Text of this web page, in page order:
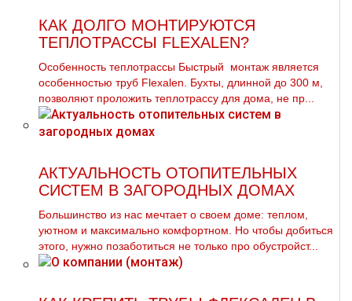
КАК ДОЛГО МОНТИРУЮТСЯ
ТЕПЛОТРАССЫ FLEXALEN?
Особенность теплотрассы Быстрый монтаж является
особенностью труб Flexalen. Бухты, длинной до 300 м,
позволяют проложить теплотрассу для дома, не пр...
АКТУАЛЬНОСТЬ ОТОПИТЕЛЬНЫХ
СИСТЕМ В ЗАГОРОДНЫХ ДОМАХ
Большинство из нас мечтает о своем доме: теплом,
уютном и максимально комфортном. Но чтобы добиться
этого, нужно позаботиться не только про обустройст...